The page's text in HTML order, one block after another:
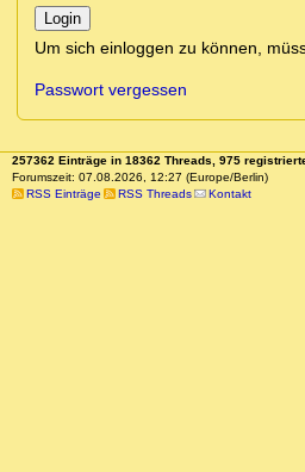
Login
Um sich einloggen zu können,
Passwort vergessen
257362 Einträge in 18362 Threads, 975
Forumszeit: 07.08.2026, 12:27 (Europe/Berlin)
RSS Einträge
RSS Threads Kontakt